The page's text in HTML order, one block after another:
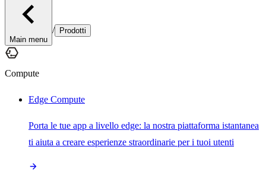
Main menu
/ Prodotti
Compute
Edge Compute
Porta le tue app a livello edge: la nostra piattaforma istantanea
ti aiuta a creare esperienze straordinarie per i tuoi utenti